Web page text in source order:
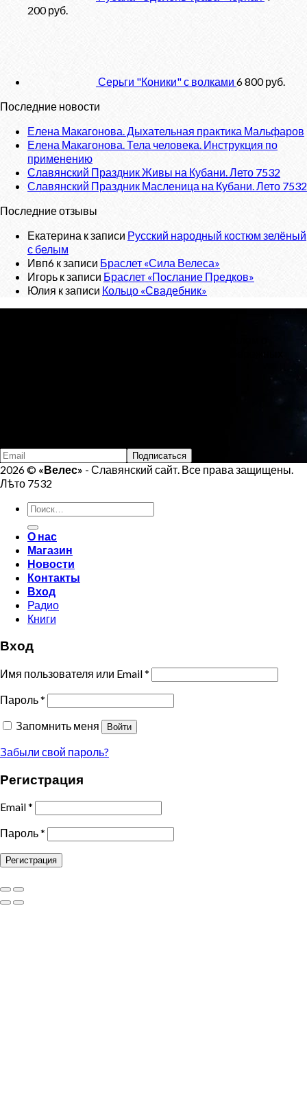
200руб.
Серьги "Коники" с волками 6 800руб.
Последние новости
Елена Макагонова. Дыхательная практика Мальфаров
Елена Макагонова. Тела человека. Инструкция по
применению
Славянский Праздник Живы на Кубани. Лето 7532
Славянский Праздник Масленица на Кубани. Лето 7532
Последние отзывы
Екатерина к записи Русский народный костюм зелёный
с белым
Ивп6 к записи Браслет «Сила Велеса»
Игорь к записи Браслет «Послание Предков»
Юлия к записи Кольцо «Свадебник»
2026 © «Велес» - Славянский сайт. Все права защищены.
Лѣто 7532
Искать:
О нас
Магазин
Новости
Контакты
Вход
Радио
Книги
Вход
Имя пользователя или Email*
Пароль*
Запомнить меня
Войти
Забыли свой пароль?
Регистрация
Email*
Пароль*
Регистрация